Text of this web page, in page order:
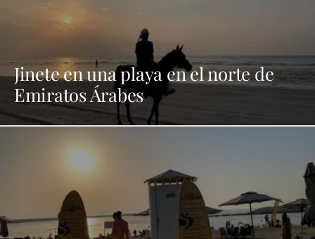
Jinete en una playa en el norte de
Emiratos Árabes